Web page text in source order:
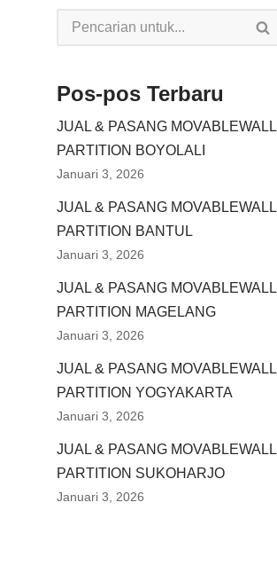
Pos-pos Terbaru
JUAL & PASANG MOVABLEWALL
PARTITION BOYOLALI
Januari 3, 2026
JUAL & PASANG MOVABLEWALL
PARTITION BANTUL
Januari 3, 2026
JUAL & PASANG MOVABLEWALL
PARTITION MAGELANG
Januari 3, 2026
JUAL & PASANG MOVABLEWALL
PARTITION YOGYAKARTA
Januari 3, 2026
JUAL & PASANG MOVABLEWALL
PARTITION SUKOHARJO
Januari 3, 2026